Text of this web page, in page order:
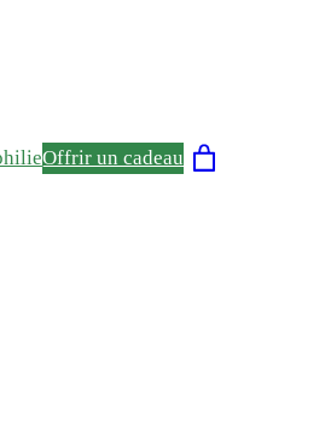
Offrir un cadeau